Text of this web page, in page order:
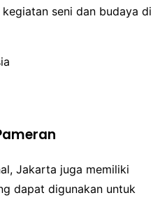
seni dan budaya di
Jakarta juga memiliki
dapat digunakan untuk